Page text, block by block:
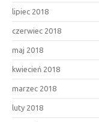
lipiec 2018
czerwiec 2018
maj 2018
kwiecień 2018
marzec 2018
luty 2018